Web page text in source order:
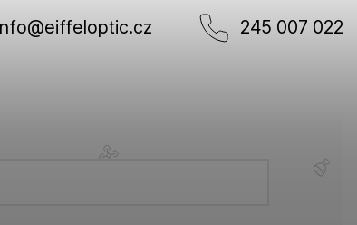
@eiffeloptic.cz 245 007 022